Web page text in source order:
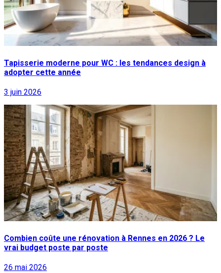
Tapisserie moderne pour WC : les tendances design à
adopter cette année
3 juin 2026
Combien coûte une rénovation à Rennes en 2026 ? Le
vrai budget poste par poste
26 mai 2026